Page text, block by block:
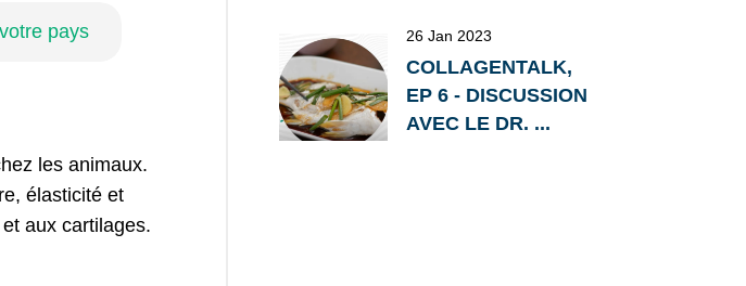
pays
les animaux.
élasticité et
aux cartilages.
26 Jan 2023
COLLAGENTALK,
EP 6 - DISCUSSION
AVEC LE DR. ...